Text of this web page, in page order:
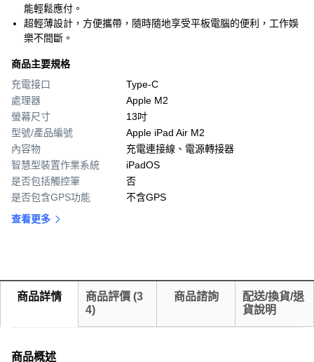
能輕鬆應付。
超輕薄設計，方便攜帶，隨時隨地享受平板電腦的便利，工作娛
樂不間斷。
商品主要規格
充電接口
Type-C
處理器
Apple M2
螢幕尺寸
13吋
型號/產品編號
Apple iPad Air M2
內容物
充電連接線、電源轉接器
智慧型裝置作業系統
iPadOS
是否包括觸控筆
否
是否包含GPS功能
不含GPS
查看更多
商品詳情 商品評價 (3
4)
商品諮詢
配送/換貨/退
貨說明
商品概述